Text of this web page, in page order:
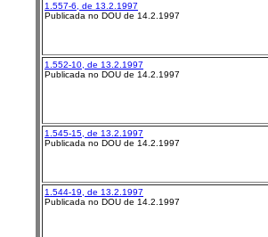
1.557-6, de 13.2.1997
Publicada no DOU de 14.2.1997
1.552-10, de 13.2.1997
Publicada no DOU de 14.2.1997
1.545-15, de 13.2.1997
Publicada no DOU de 14.2.1997
1.544-19, de 13.2.1997
Publicada no DOU de 14.2.1997